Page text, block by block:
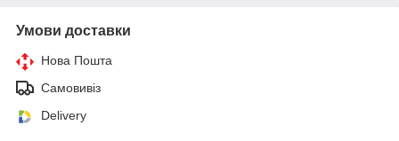
Умови доставки
Нова Пошта
Самовивіз
Delivery